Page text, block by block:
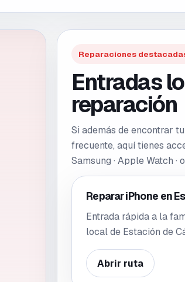
Reparaciones
Entradas
reparación
Si además de encontrar
frecuente, aquí tienes
Samsung · Apple Watch ·
Reparar iPhone en
Entrada rápida a la
local de Estación de
Abrir ruta